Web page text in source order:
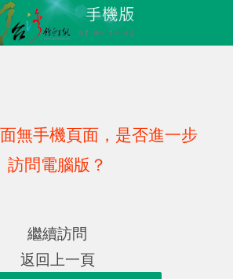
無手機頁面，是否進一步
訪問電腦版？
繼續訪問
返回上一頁